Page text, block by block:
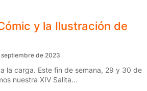
y la Ilustración de
de 2023
la carga. Este fin de semana, 29 y 30 de
nuestra XIV Salita...